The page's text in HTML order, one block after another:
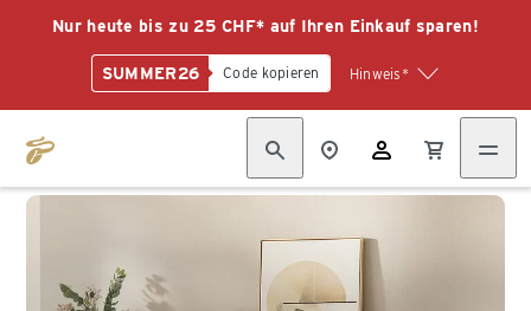
Nur heute bis zu 25 CHF* auf Ihren Einkauf sparen!
SUMMER26 Code kopieren Hinweis*